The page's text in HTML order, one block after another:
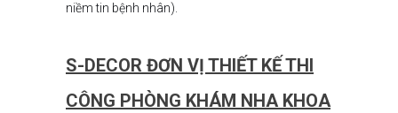
niềm tin bệnh nhân).
S-DECOR ĐƠN VỊ THIẾT KẾ THI
CÔNG PHÒNG KHÁM NHA KHOA